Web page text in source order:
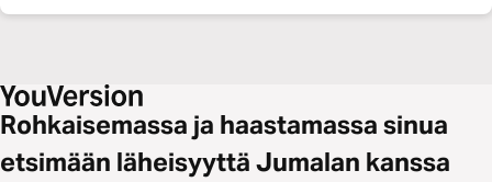
Rohkaisemassa ja haastamassa sinua
etsimään läheisyyttä Jumalan kanssa